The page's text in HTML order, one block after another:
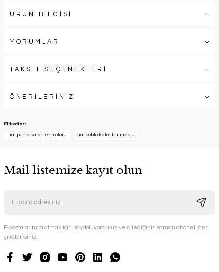
ÜRÜN BİLGİSİ
YORUMLAR
TAKSİT SEÇENEKLERİ
ÖNERİLERİNİZ
Etiketler :
fiat punto kalorifer motoru fiat doblo kalorifer motoru
Mail listemize kayıt olun
E-postalarımızı almak için kaydoluyorsunuz ve dilediğiniz zaman abonelikten
çıkabilirsiniz.